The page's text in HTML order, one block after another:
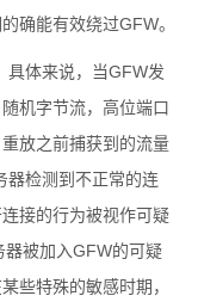
确能有效绕过GFW。
具体来说，当GFW发
机字节流，高位端口
放之前捕获到的流量
器检测到不正常的连
接的行为被视作可疑
被加入GFW的可疑
些特殊的敏感时期，